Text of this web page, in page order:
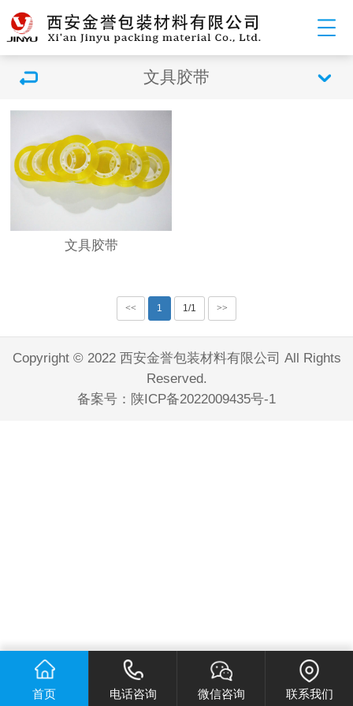
文具胶带
文具胶带
<< 1 1/1 >>
Copyright © 2022 西安金誉包装材料有限公司 All Rights
Reserved.
备案号： 陕ICP备2022009435号-1
首页 电话咨询 微信咨询 联系我们